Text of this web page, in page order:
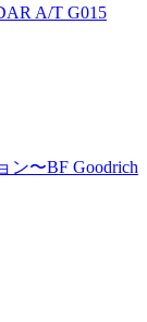
A/T G015
ン〜BF Goodrich